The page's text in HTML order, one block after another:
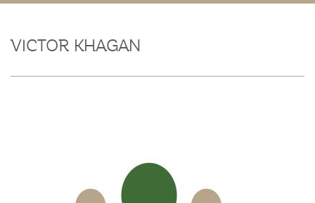
NOUVEAUTÉS
PUBLIBOOK
SOCIÉTÉ DES ÉCRIVAINS
VICTOR KHAGAN